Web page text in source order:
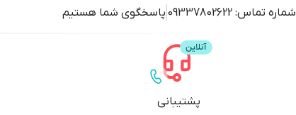
شماره تماس: 09337802622 پاسخگوی شما هستیم
پشتیبانی